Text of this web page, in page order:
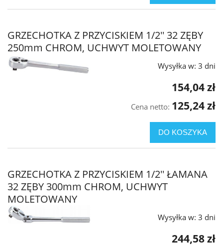
GRZECHOTKA Z PRZYCISKIEM 1/2'' 32 ZĘBY
250mm CHROM, UCHWYT MOLETOWANY
Wysyłka w: 3 dni
154,04 zł
Cena netto: 125,24 zł
DO KOSZYKA
GRZECHOTKA Z PRZYCISKIEM 1/2'' ŁAMANA
32 ZĘBY 300mm CHROM, UCHWYT
MOLETOWANY
Wysyłka w: 3 dni
244,58 zł